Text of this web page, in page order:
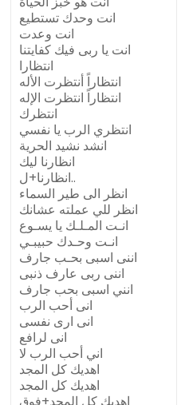
انت وحدك تستطيع
انت وعدت
انت يا ربى فيك كفايتنا
انتظارا
انتظاراً أنتظرت الأله
انتظاراً انتظرت الإله
انتظرك
انتظري الرب يا نفسي
انشد نشيد الحرية
انظارنا ليك
انظارنا+ل..
انظر الى طير السماء
انظر للي عملته عشانك
انـت المـلـك يا يسـوع
انـت وحـدك حبيبـي
اننى اسبى بحـب جارف
اننى ربى عارف ذنبى
انني اسبى بحب جارف
انى أحب الرب
انى ارى نفسى
انى لرافع
اني أحب الرب لا
اهديك كل المجد
اهديك كل المجد